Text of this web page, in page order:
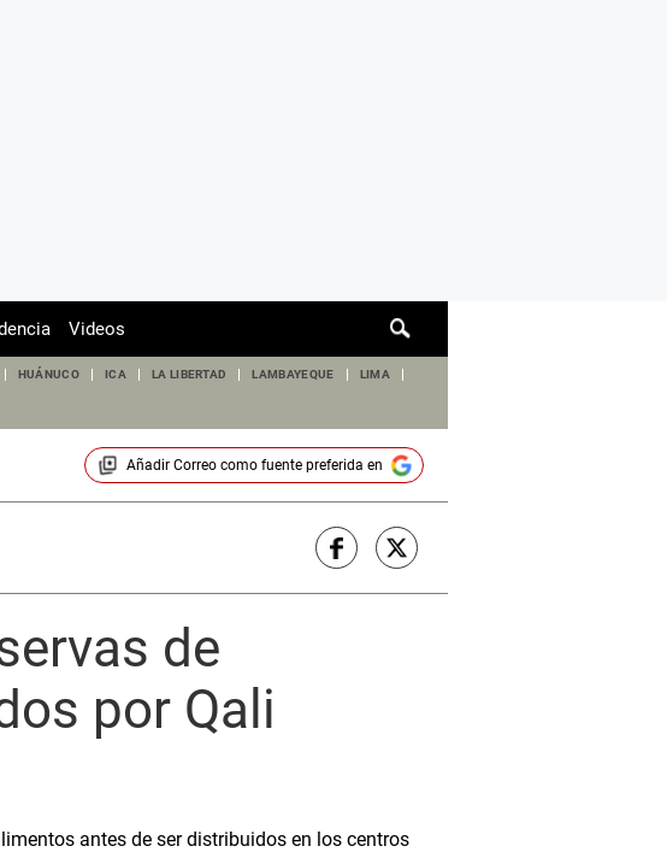
de
Videos
HUÁNUCO ICA LA LIBERTAD LAMBAYEQUE LIMA
Añadir Correocomo fuente preferida en
de
por Qali
antes de ser distribuidos en los centros